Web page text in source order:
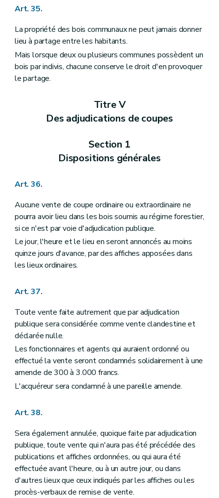
Art. 35.
La propriété des bois communaux ne peut jamais donner
lieu à partage entre les habitants.
Mais lorsque deux ou plusieurs communes possèdent un
bois par indivis, chacune conserve le droit d'en provoquer
le partage.
Titre V
Des adjudications de coupes
Section 1
Dispositions générales
Art. 36.
Aucune vente de coupe ordinaire ou extraordinaire ne
pourra avoir lieu dans les bois soumis au régime forestier,
si ce n'est par voie d'adjudication publique.
Le jour, l'heure et le lieu en seront annoncés au moins
quinze jours d'avance, par des affiches apposées dans
les lieux ordinaires.
Art. 37.
Toute vente faite autrement que par adjudication
publique sera considérée comme vente clandestine et
déclarée nulle.
Les fonctionnaires et agents qui auraient ordonné ou
effectué la vente seront condamnés solidairement à une
amende de 300 à 3.000 francs.
L'acquéreur sera condamné à une pareille amende.
Art. 38.
Sera également annulée, quoique faite par adjudication
publique, toute vente qui n'aura pas été précédée des
publications et affiches ordonnées, ou qui aura été
effectuée avant l'heure, ou à un autre jour, ou dans
d'autres lieux que ceux indiqués par les affiches ou les
procès-verbaux de remise de vente.